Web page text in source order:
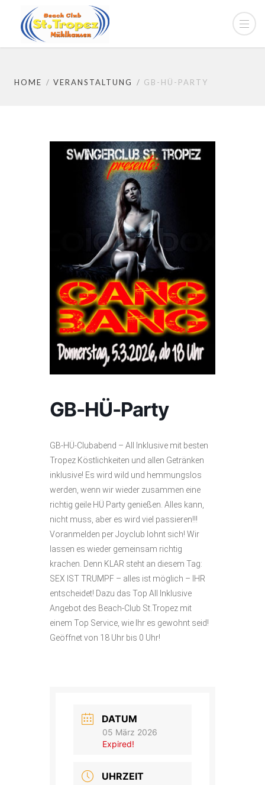
HOME VERANSTALTUNG GB-HÜ-PARTY
GB-HÜ-Party
GB-HÜ-Clubabend – All Inklusive mit besten
Tropez Köstlichkeiten und allen Getränken
inklusive! Es wird wild und hemmungslos
werden, wenn wir wieder zusammen eine
richtig geile HÜ Party genießen. Alles kann,
nicht muss, aber es wird viel passieren!!!
Voranmelden per Joyclub lohnt sich! Wir
lassen es wieder gemeinsam richtig
krachen. Denn KLAR steht an diesem Tag:
SEX IST TRUMPF – alles ist möglich – IHR
entscheidet! Dazu das Top All Inklusive
Angebot des Beach-Club St.Tropez mit
einem Top Service, wie Ihr es gewohnt seid!
Geöffnet von 18 Uhr bis 0 Uhr!
DATUM
05 März 2026
Expired!
UHRZEIT